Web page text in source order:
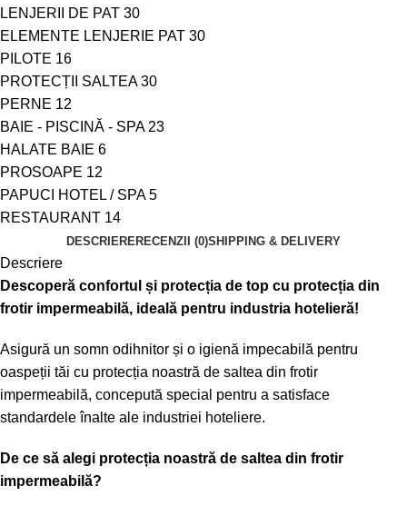
LENJERII DE PAT 30
ELEMENTE LENJERIE PAT 30
PILOTE 16
PROTECȚII SALTEA 30
PERNE 12
BAIE - PISCINĂ - SPA 23
HALATE BAIE 6
PROSOAPE 12
PAPUCI HOTEL / SPA 5
RESTAURANT 14
DESCRIERERECENZII (0)SHIPPING & DELIVERY
Descriere
Descoperă confortul și protecția de top cu protecția din
frotir impermeabilă, ideală pentru industria hotelieră!
Asigură un somn odihnitor și o igienă impecabilă pentru
oaspeții tăi cu protecția noastră de saltea din frotir
impermeabilă, concepută special pentru a satisface
standardele înalte ale industriei hoteliere.
De ce să alegi protecția noastră de saltea din frotir
impermeabilă?